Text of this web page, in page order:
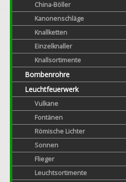
China-Böller
Kanonenschläge
Knallketten
Einzelknaller
Knallsortimente
Bombenrohre
Leuchtfeuerwerk
Vulkane
Fontänen
Römische Lichter
Sonnen
Flieger
Leuchtsortimente